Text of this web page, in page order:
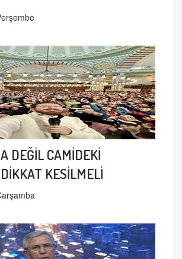
DEĞİL CAMİDEKİ
KESİLMELİ